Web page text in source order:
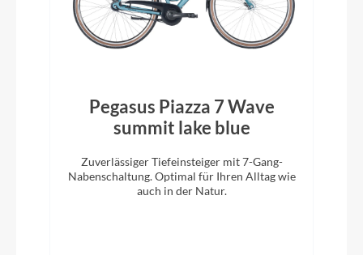
Pegasus Piazza 7 Wave
summit lake blue
Zuverlässiger Tiefeinsteiger mit 7-Gang-
Nabenschaltung. Optimal für Ihren Alltag wie
auch in der Natur.